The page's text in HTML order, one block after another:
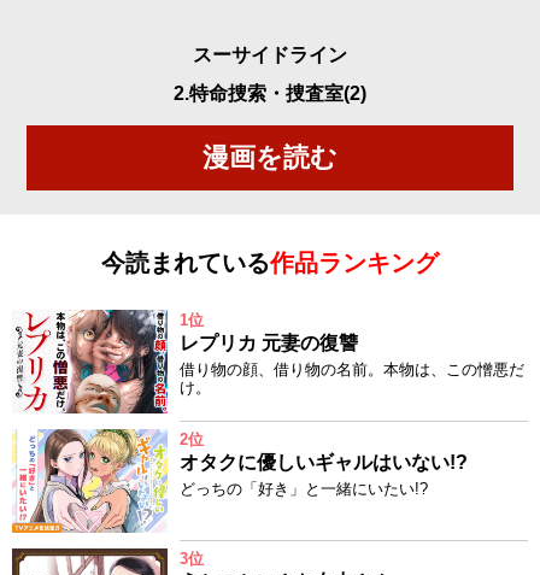
スーサイドライン
2.特命捜索・捜査室(2)
漫画を読む
今読まれている作品ランキング
1位
レプリカ 元妻の復讐
借り物の顔、借り物の名前。本物は、この憎悪だ
け。
2位
オタクに優しいギャルはいない!?
どっちの「好き」と一緒にいたい!?
3位